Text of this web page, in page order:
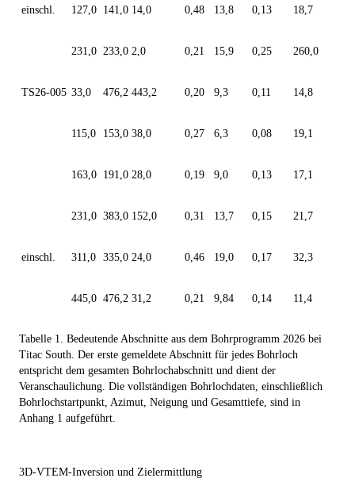
einschl. 127,0 141,0 14,0 0,48 13,8 0,13 18,7
231,0 233,0 2,0 0,21 15,9 0,25 260,0
TS26-005 33,0 476,2 443,2 0,20 9,3 0,11 14,8
115,0 153,0 38,0 0,27 6,3 0,08 19,1
163,0 191,0 28,0 0,19 9,0 0,13 17,1
231,0 383,0 152,0 0,31 13,7 0,15 21,7
einschl. 311,0 335,0 24,0 0,46 19,0 0,17 32,3
445,0 476,2 31,2 0,21 9,84 0,14 11,4
Tabelle 1. Bedeutende Abschnitte aus dem Bohrprogramm 2026 bei
Titac South. Der erste gemeldete Abschnitt für jedes Bohrloch
entspricht dem gesamten Bohrlochabschnitt und dient der
Veranschaulichung. Die vollständigen Bohrlochdaten, einschließlich
Bohrlochstartpunkt, Azimut, Neigung und Gesamttiefe, sind in
Anhang 1 aufgeführt.
3D-VTEM-Inversion und Zielermittlung